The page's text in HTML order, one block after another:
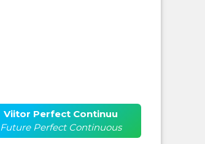
Viitor Perfect Continuu
Future Perfect Continuous